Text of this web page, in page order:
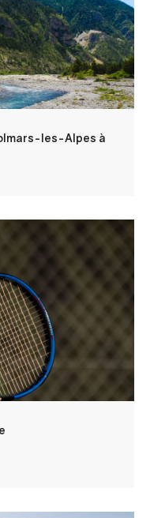
pour profiter d'une
les-Alpes à
ainsi qu'un mur